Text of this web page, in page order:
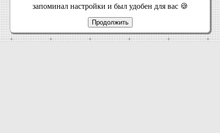
запоминал настройки и был удобен для вас 🍪
Продолжить